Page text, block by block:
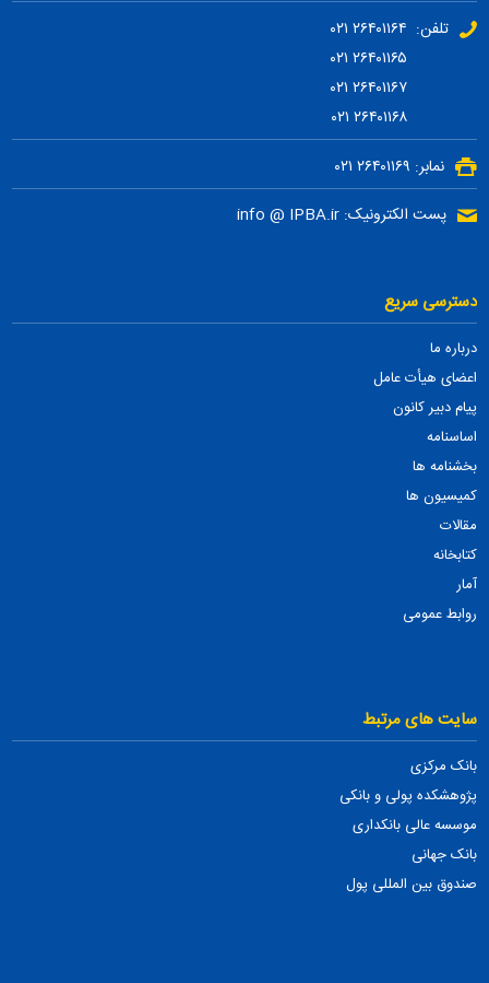
تلفن: ۲۶۴۰۱۱۶۴ ۰۲۱
۲۶۴۰۱۱۶۷ ۰۲۱
۲۶۴۰۱۱۶۸ ۰۲۱
نمابر: ۲۶۴۰۱۱۶۹ ۰۲۱
پست الکترونیک: info @ IPBA.ir
دسترسی سریع
درباره ما
اعضای هیأت عامل
پیام دبیر کانون
اساسنامه
بخشنامه ها
کمیسیون ها
مقالات
کتابخانه
آمار
روابط عمومی
سایت های مرتبط
بانک مرکزی
پژوهشکده پولی و بانکی
موسسه عالی بانکداری
بانک جهانی
صندوق بین المللی پول